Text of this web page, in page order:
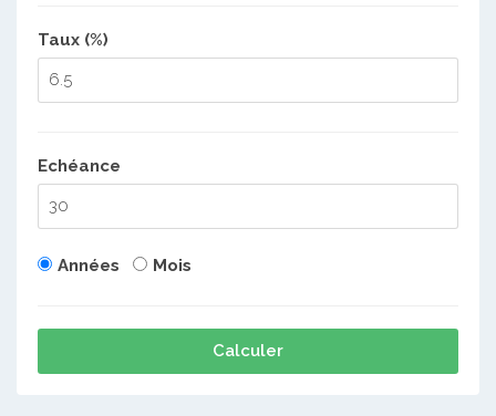
Taux (%)
Echéance
Années Mois
Calculer